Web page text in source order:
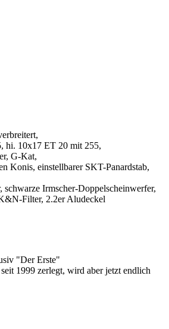
hi. 10x17 ET 20 mit 255,
G-Kat,
Konis, einstellbarer SKT-Panardstab,
schwarze Irmscher-Doppelscheinwerfer,
Filter, 2.2er Aludeckel
"Der Erste"
1999 zerlegt, wird aber jetzt endlich